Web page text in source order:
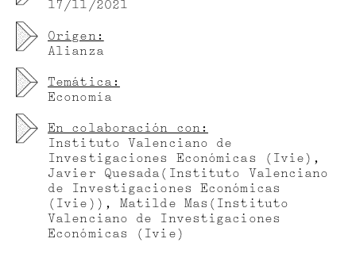
17/11/2021
Origen:
Alianza
Temática:
Economía
En colaboración con:
Instituto Valenciano de
Investigaciones Económicas (Ivie),
Javier Quesada(Instituto Valenciano
de Investigaciones Económicas
(Ivie)), Matilde Mas(Instituto
Valenciano de Investigaciones
Económicas (Ivie)